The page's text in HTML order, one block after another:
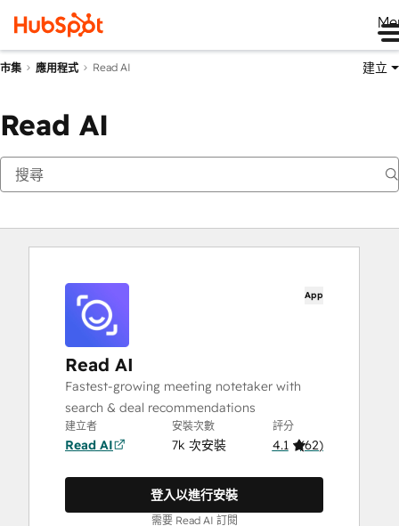
市集 應用程式 Read AI 建立
Read AI
App
Read AI
Fastest-growing meeting notetaker with
search & deal recommendations
建立者
Read AI
安裝次數
7k 次安裝
評分
4.1 (62)
登入以進行安裝
需要 Read AI 訂閱